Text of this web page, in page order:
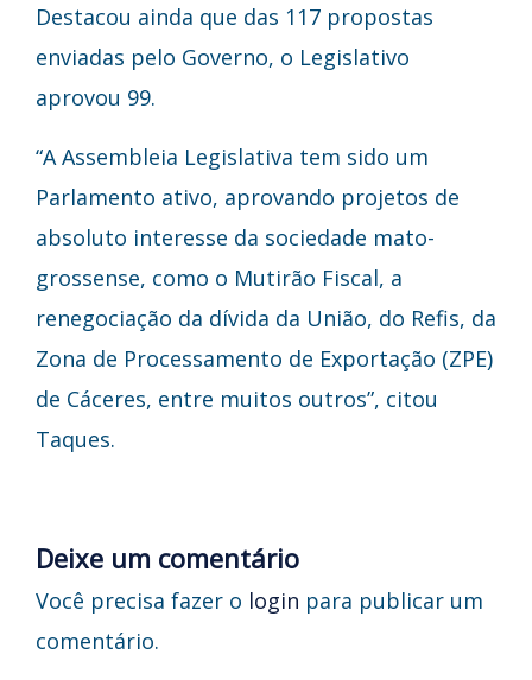
Destacou ainda que das 117 propostas
enviadas pelo Governo, o Legislativo
aprovou 99.
“A Assembleia Legislativa tem sido um
Parlamento ativo, aprovando projetos de
absoluto interesse da sociedade mato-
grossense, como o Mutirão Fiscal, a
renegociação da dívida da União, do Refis, da
Zona de Processamento de Exportação (ZPE)
de Cáceres, entre muitos outros”, citou
Taques.
Deixe um comentário
Você precisa fazer o login para publicar um
comentário.